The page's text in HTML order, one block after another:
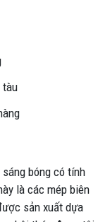
tàu
bóng có tính
là các mép biên
sản xuất dựa